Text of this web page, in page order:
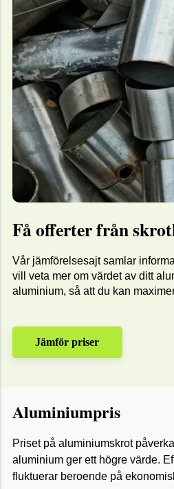
Få offerter från
Vår jämförelsesajt samlar
vill veta mer om värdet av ditt
aluminium, så att du kan
Jämför priser
Aluminiumpris
Priset på aluminiumskrot
aluminium ger ett högre värde.
fluktuerar beroende på